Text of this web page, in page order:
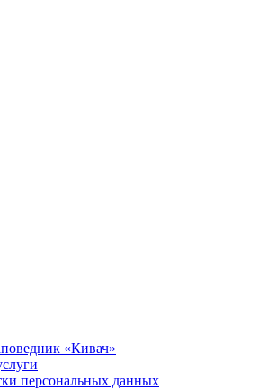
«Кивач»
персональных данных